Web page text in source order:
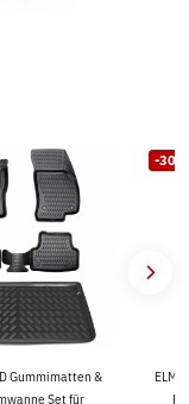
Gummimatten &
Set für
-30%